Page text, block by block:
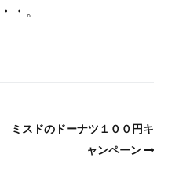
・。
ミスドのドーナツ１００円キ
ャンペーン